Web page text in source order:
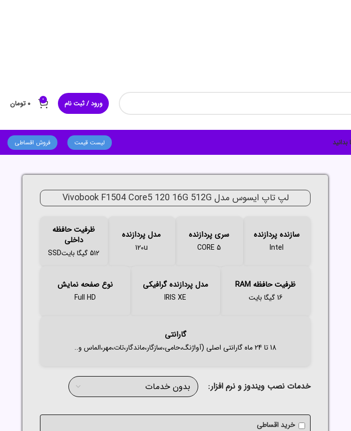
ورود / ثبت نام 0 ۰ تومان
بدانید لیست قیمت فروش اقساطی
لپ تاپ ایسوس مدل Vivobook F1504 Core5 120 16G 512G
سازنده پردازنده
Intel
سری پردازنده
CORE 5
مدل پردازنده
120u
ظرفیت حافظه
داخلی
512 گیگا بایتSSD
ظرفیت حافظه RAM
16 گیگا بایت
مدل پردازنده گرافیکی
IRIS XE
نوع صفحه نمایش
Full HD
گارانتی
18 تا 24 ماه گارانتی اصلی (آواژنگ،حامی،سازگار،ماندگار،تات،مهر،الماس و..
خدمات نصب ویندوز و نرم افزار
خرید اقساطی